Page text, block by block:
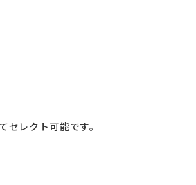
レクト可能です。